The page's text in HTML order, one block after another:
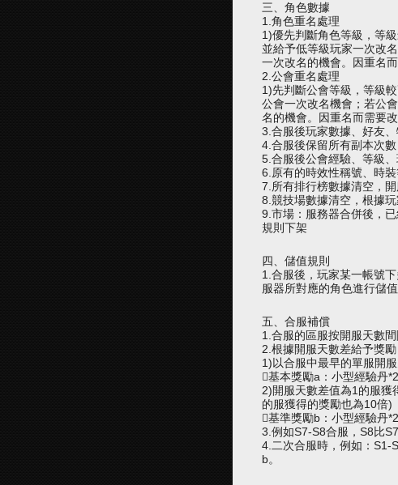
三、角色數據
1.角色重名處理
1)優先判斷角色等級，等
並給予低等級玩家一次改
一次改名的機會。因重名
2.公會重名處理
1)先判斷公會等級，等級
公會一次改名機會；若公
名的機會。因重名而需要
3.合服後玩家數據、好友
4.合服後保留所有副本次數
5.合服後公會經驗、等級
6.原有的時效性稱號、時
7.所有排行榜數據清空，
8.競技場數據清空，根據
9.市場：服務器合併後，
規則下架
四、儲值規則
1.合服後，玩家某一帳號
服器所對應的角色進行儲值
五、合服補償
1.合服的區服按開服天數
2.根據開服天數差給予獎勵
1)以合服中最早的單服開
基本獎勵a：小型經驗丹
2)開服天數差值為1的服獲
的服獲得的獎勵也為10倍)
基準獎勵b：小型經驗丹
3.例如S7-S8合服，S8比
4.二次合服時，例如：S1-
b。